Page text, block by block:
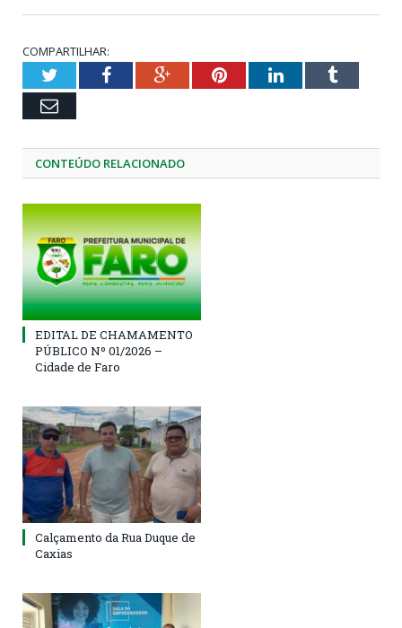
COMPARTILHAR:
TwitterFacebookGoogle+PinterestLinkedInTumblr
Email
CONTEÚDO RELACIONADO
EDITAL DE CHAMAMENTO
PÚBLICO Nº 01/2026 –
Cidade de Faro
Calçamento da Rua Duque de
Caxias